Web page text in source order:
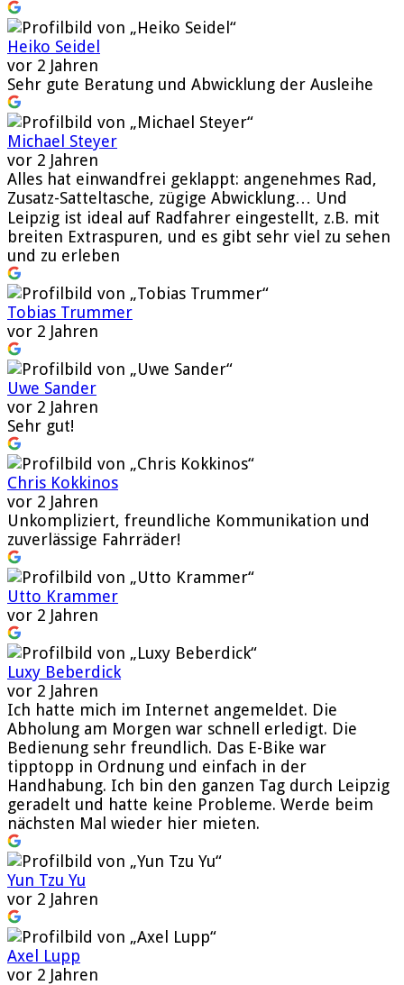
Heiko Seidel
vor 2 Jahren
Sehr gute Beratung und Abwicklung der Ausleihe
Michael Steyer
vor 2 Jahren
Alles hat einwandfrei geklappt: angenehmes Rad,
Zusatz-Satteltasche, zügige Abwicklung… Und
Leipzig ist ideal auf Radfahrer eingestellt, z.B. mit
breiten Extraspuren, und es gibt sehr viel zu sehen
und zu erleben
Tobias Trummer
vor 2 Jahren
Uwe Sander
vor 2 Jahren
Sehr gut!
Chris Kokkinos
vor 2 Jahren
Unkompliziert, freundliche Kommunikation und
zuverlässige Fahrräder!
Utto Krammer
vor 2 Jahren
Luxy Beberdick
vor 2 Jahren
Ich hatte mich im Internet angemeldet. Die
Abholung am Morgen war schnell erledigt. Die
Bedienung sehr freundlich. Das E-Bike war
tipptopp in Ordnung und einfach in der
Handhabung. Ich bin den ganzen Tag durch Leipzig
geradelt und hatte keine Probleme. Werde beim
nächsten Mal wieder hier mieten.
Yun Tzu Yu
vor 2 Jahren
Axel Lupp
vor 2 Jahren